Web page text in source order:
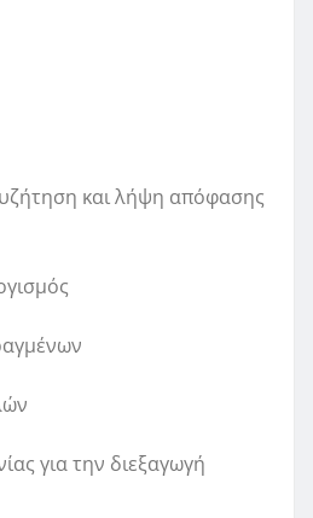
και λήψη απόφασης
για την διεξαγωγή